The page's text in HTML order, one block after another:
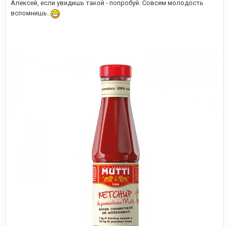
Алексей, если увидишь такой - попробуй. Совсем молодость
вспомнишь..